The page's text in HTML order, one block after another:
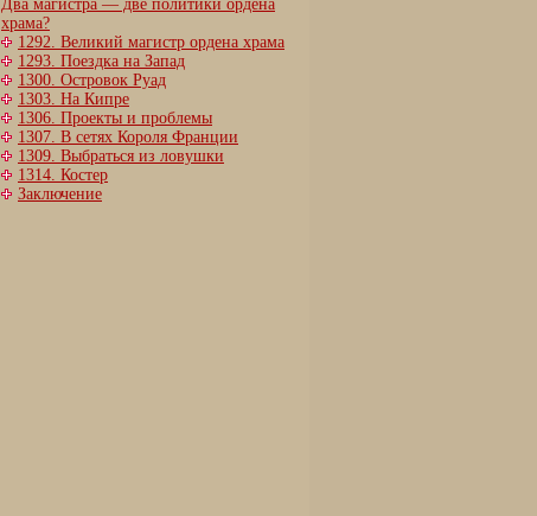
Два магистра — две политики ордена
храма?
1292. Великий магистр ордена храма
1293. Поездка на Запад
1300. Островок Руад
1303. На Кипре
1306. Проекты и проблемы
1307. В сетях Короля Франции
1309. Выбраться из ловушки
1314. Костер
Заключение